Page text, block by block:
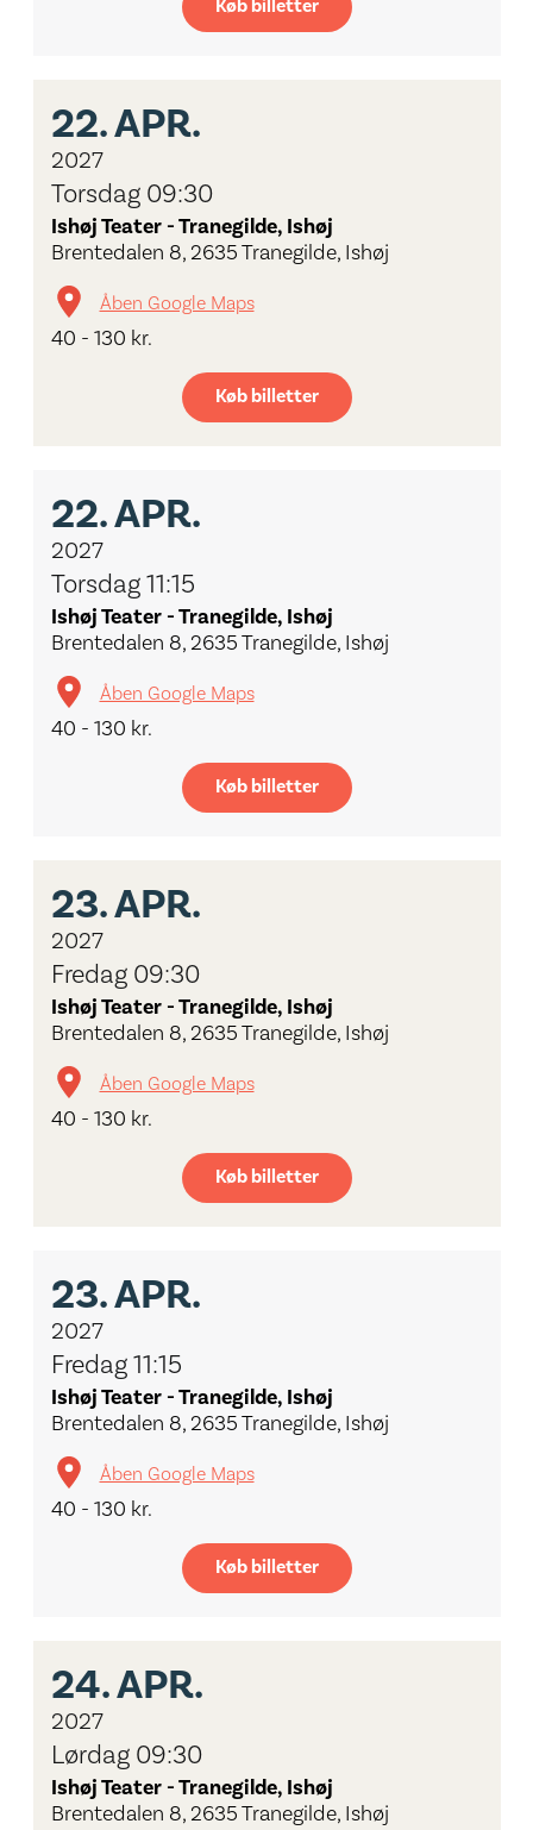
Køb billetter
22.APR.
2027
Torsdag 09:30
Ishøj Teater - Tranegilde, Ishøj
Brentedalen 8, 2635 Tranegilde, Ishøj
Åben Google Maps
40 - 130 kr.
Køb billetter
22.APR.
2027
Torsdag 11:15
Ishøj Teater - Tranegilde, Ishøj
Brentedalen 8, 2635 Tranegilde, Ishøj
Åben Google Maps
40 - 130 kr.
Køb billetter
23.APR.
2027
Fredag 09:30
Ishøj Teater - Tranegilde, Ishøj
Brentedalen 8, 2635 Tranegilde, Ishøj
Åben Google Maps
40 - 130 kr.
Køb billetter
23.APR.
2027
Fredag 11:15
Ishøj Teater - Tranegilde, Ishøj
Brentedalen 8, 2635 Tranegilde, Ishøj
Åben Google Maps
40 - 130 kr.
Køb billetter
24.APR.
2027
Lørdag 09:30
Ishøj Teater - Tranegilde, Ishøj
Brentedalen 8, 2635 Tranegilde, Ishøj